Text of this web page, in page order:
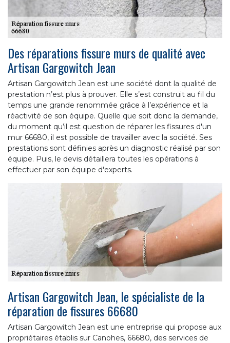
Des réparations fissure murs de qualité avec
Artisan Gargowitch Jean
Artisan Gargowitch Jean est une société dont la qualité de
prestation n’est plus à prouver. Elle s’est construit au fil du
temps une grande renommée grâce à l’expérience et la
réactivité de son équipe. Quelle que soit donc la demande,
du moment qu’il est question de réparer les fissures d'un
mur 66680, il est possible de travailler avec la société. Ses
prestations sont définies après un diagnostic réalisé par son
équipe. Puis, le devis détaillera toutes les opérations à
effectuer par son équipe d'experts.
Artisan Gargowitch Jean, le spécialiste de la
réparation de fissures 66680
Artisan Gargowitch Jean est une entreprise qui propose aux
propriétaires établis sur Canohes, 66680, des services de